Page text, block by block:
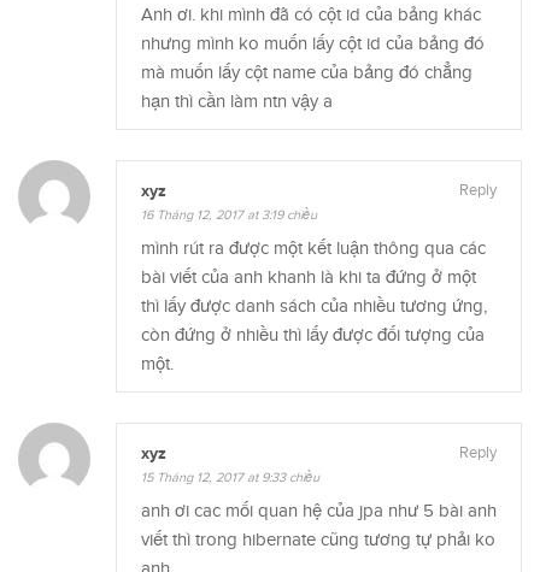
Anh ơi. khi mình đã có cột id của bảng khác
nhưng mình ko muốn lấy cột id của bảng đó
mà muốn lấy cột name của bảng đó chẳng
hạn thì cần làm ntn vậy a
xyz
16 Tháng 12, 2017 at 3:19 chiều
Reply
mình rút ra được một kết luận thông qua các
bài viết của anh khanh là khi ta đứng ở một
thì lấy được danh sách của nhiều tương ứng,
còn đứng ở nhiều thì lấy được đối tượng của
một.
xyz
15 Tháng 12, 2017 at 9:33 chiều
Reply
anh ơi cac mối quan hệ của jpa như 5 bài anh
viết thì trong hibernate cũng tương tự phải ko